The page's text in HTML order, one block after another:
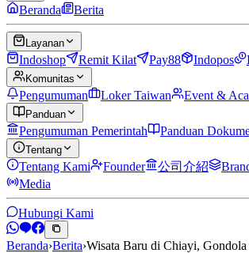
Beranda Berita
Layanan
Indoshop Remit Kilat Pay88 Indopos
Komunitas
Pengumuman Loker Taiwan Event &
Panduan
Pengumuman Pemerintah Panduan
Tentang
Tentang Kami Founder 公司介紹
Media
Hubungi Kami
Beranda›Berita›Wisata Baru di Chiayi,